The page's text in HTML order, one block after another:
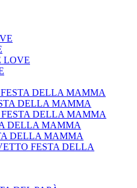
LOVE
DELLA MAMMA
DELLA MAMMA
DELLA MAMMA
DELLA MAMMA
DELLA MAMMA
FESTA DELLA